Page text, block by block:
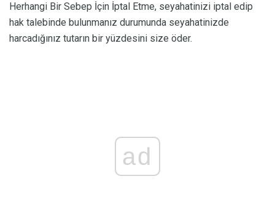
Herhangi Bir Sebep İçin İptal Etme, seyahatinizi iptal edip
hak talebinde bulunmanız durumunda seyahatinizde
harcadığınız tutarın bir yüzdesini size öder.
ad